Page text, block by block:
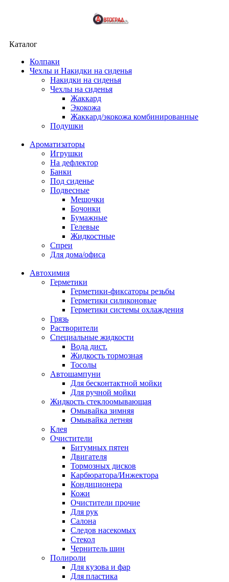
Каталог
Колпаки
Чехлы и Накидки на сиденья
Накидки на сиденья
Чехлы на сиденья
Жаккард
Экокожа
Жаккард/экокожа комбинированные
Подушки
Ароматизаторы
Игрушки
На дефлектор
Банки
Под сиденье
Подвесные
Мешочки
Бочонки
Бумажные
Гелевые
Жидкостные
Спреи
Для дома/офиса
Автохимия
Герметики
Герметики-фиксаторы резьбы
Герметики силиконовые
Герметики системы охлаждения
Грязь
Растворители
Специальные жидкости
Вода дист.
Жидкость тормозная
Тосолы
Автошампуни
Для бесконтактной мойки
Для ручной мойки
Жидкость стеклоомывающая
Омывайка зимняя
Омывайка летняя
Клея
Очистители
Битумных пятен
Двигателя
Тормозных дисков
Карбюратора/Инжектора
Кондиционера
Кожи
Очистители прочие
Для рук
Салона
Следов насекомых
Стекол
Чернитель шин
Полироли
Для кузова и фар
Для пластика